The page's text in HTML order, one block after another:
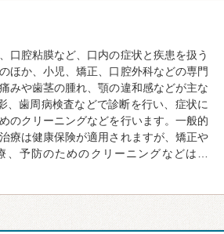
口腔粘膜など、口内の症状と疾患を扱う
ほか、小児、矯正、口腔外科などの専門
みや歯茎の腫れ、顎の違和感などが主な
、歯周病検査などで診断を行い、症状に
のクリーニングなどを行います。一般的
療は健康保険が適用されますが、矯正や
、予防のためのクリーニングなどは…